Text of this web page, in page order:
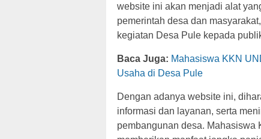
website ini akan menjadi alat
pemerintah desa dan
kegiatan Desa Pule kepada
Baca Juga: Mahasiswa KKN
Usaha di Desa Pule
Dengan adanya website ini,
informasi dan layanan, serta
pembangunan desa.